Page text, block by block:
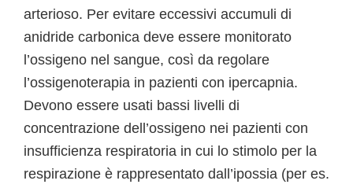
arterioso. Per evitare eccessivi accumuli di
anidride carbonica deve essere monitorato
l’ossigeno nel sangue, così da regolare
l’ossigenoterapia in pazienti con ipercapnia.
Devono essere usati bassi livelli di
concentrazione dell’ossigeno nei pazienti con
insufficienza respiratoria in cui lo stimolo per la
respirazione è rappresentato dall’ipossia (per es.